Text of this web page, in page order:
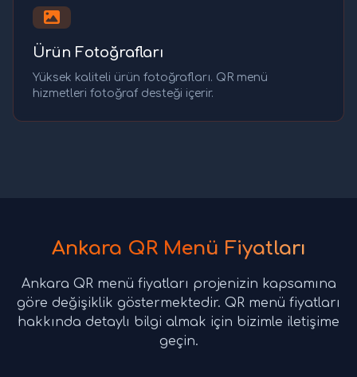
Ürün Fotoğrafları
Yüksek kaliteli ürün fotoğrafları. QR menü
hizmetleri fotoğraf desteği içerir.
Ankara QR Menü Fiyatları
Ankara QR menü fiyatları projenizin kapsamına
göre değişiklik göstermektedir. QR menü fiyatları
hakkında detaylı bilgi almak için bizimle iletişime
geçin.